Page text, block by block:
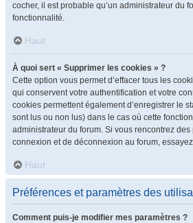
cocher, il est probable qu’un administrateur du
fonctionnalité.
Haut
À quoi sert « Supprimer les cookies » ?
Cette option vous permet d’effacer tous les
qui conservent votre authentification et votre
cookies permettent également d’enregistrer le
sont lus ou non lus) dans le cas où cette
administrateur du forum. Si vous rencontrez
connexion et de déconnexion au forum,
Haut
Préférences et paramètres des
Comment puis-je modifier mes paramètres ?